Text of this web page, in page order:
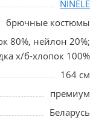
NINELE
брючные костюмы
80%, нейлон 20%;
х/б-хлопок 100%
164 см
премиум
Беларусь